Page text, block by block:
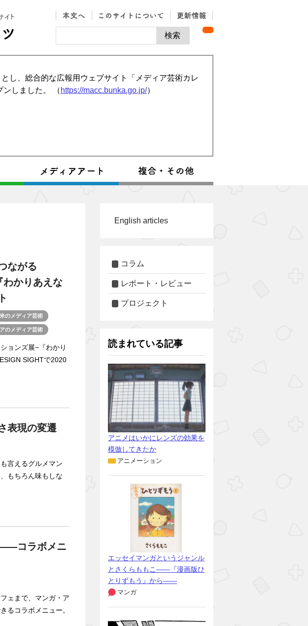
し、総合的な広報用ウェブサイト「メディア芸術カレ
しました。 （ https://macc.bunka.go.jp/）
ながる
わかりあえな
のメディア芸術
のメディア芸術
ョンズ展−『わかり
SIGHTで2020
表現の変遷
言えるグルメマン
もちろん味もしな
――コラボメニ
ェまで、マンガ・ア
るコラボメニュー。
English articles
コラム
レポート・レビュー
プロジェクト
読まれている記事
アニメはいかにレンズの効果を
模倣してきたか
アニメーション
エッセイマンガというジャンル
とさくらももこ――『漫画版ひ
とりずもう』から――
マンガ